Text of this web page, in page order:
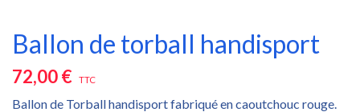
Ballon de torball handisport
72,00 € TTC
Ballon de Torball handisport fabriqué en caoutchouc rouge.